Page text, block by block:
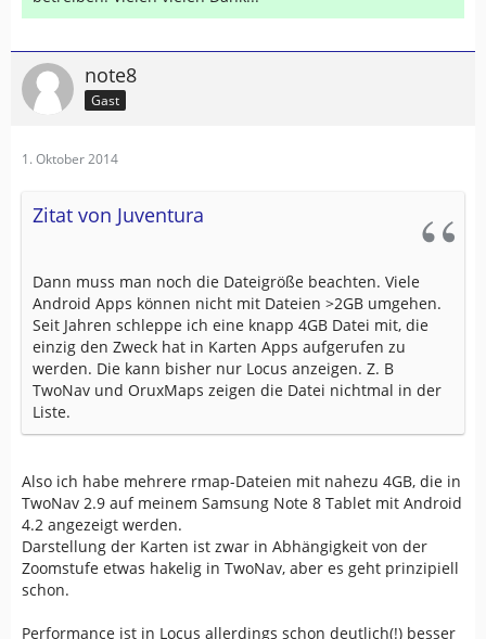
note8
Gast
1. Oktober 2014
Zitat von Juventura
Dann muss man noch die Dateigröße beachten. Viele
Android Apps können nicht mit Dateien >2GB umgehen.
Seit Jahren schleppe ich eine knapp 4GB Datei mit, die
einzig den Zweck hat in Karten Apps aufgerufen zu
werden. Die kann bisher nur Locus anzeigen. Z. B
TwoNav und OruxMaps zeigen die Datei nichtmal in der
Liste.
Also ich habe mehrere rmap-Dateien mit nahezu 4GB, die in
TwoNav 2.9 auf meinem Samsung Note 8 Tablet mit Android
4.2 angezeigt werden.
Darstellung der Karten ist zwar in Abhängigkeit von der
Zoomstufe etwas hakelig in TwoNav, aber es geht prinzipiell
schon.
Performance ist in Locus allerdings schon deutlich(!) besser